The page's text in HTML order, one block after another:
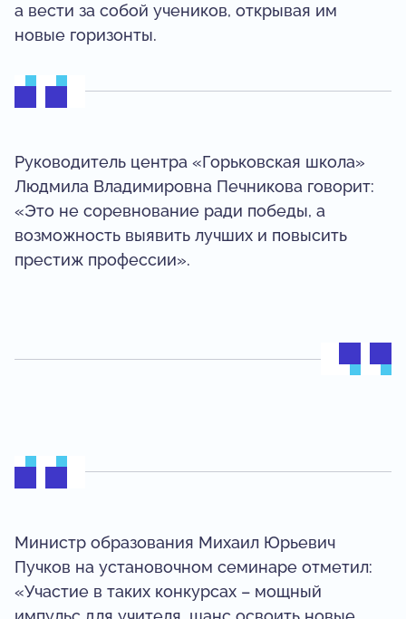
а вести за собой учеников, открывая им
новые горизонты.
Руководитель центра «Горьковская школа»
Людмила Владимировна Печникова говорит:
«Это не соревнование ради победы, а
возможность выявить лучших и повысить
престиж профессии».
Министр образования Михаил Юрьевич
Пучков на установочном семинаре отметил:
«Участие в таких конкурсах – мощный